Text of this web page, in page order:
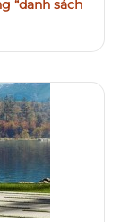
“danh sách